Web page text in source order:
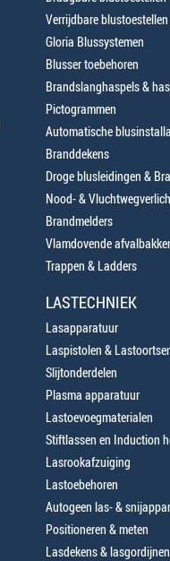
Verrijdbare blustoestellen
Gloria Blussystemen
Blusser toebehoren
Brandslanghaspels &
Pictogrammen
Automatische
Branddekens
Droge blusleidingen &
Nood- &
Brandmelders
Vlamdovende
Trappen & Ladders
LASTECHNIEK
Lasapparatuur
Laspistolen &
Slijtonderdelen
Plasma apparatuur
Lastoevoegmaterialen
Stiftlassen en Induction
Lasrookafzuiging
Lastoebehoren
Autogeen las- &
Positioneren & meten
Lasdekens & lasgordijnen